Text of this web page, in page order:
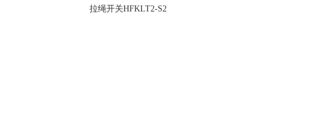
拉绳开关HFKLT2-S2